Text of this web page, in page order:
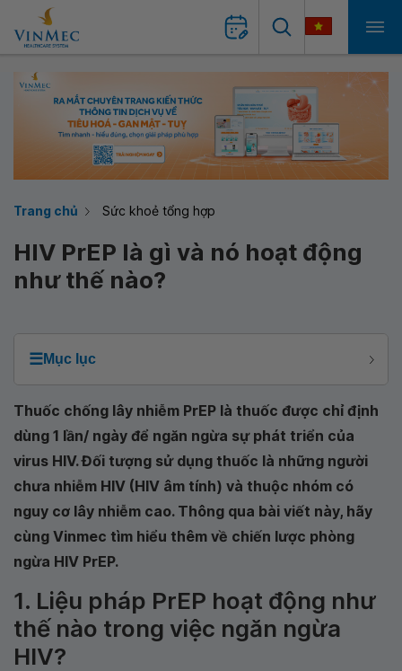
Trang chủ Sức khoẻ tổng hợp
HIV PrEP là gì và nó hoạt động
như thế nào?
☰Mục lục
Thuốc chống lây nhiễm PrEP là thuốc được chỉ định
dùng 1 lần/ ngày để ngăn ngừa sự phát triển của
virus HIV. Đối tượng sử dụng thuốc là những người
chưa nhiễm HIV (HIV âm tính) và thuộc nhóm có
nguy cơ lây nhiễm cao. Thông qua bài viết này, hãy
cùng Vinmec tìm hiểu thêm về chiến lược phòng
ngừa HIV PrEP.
1. Liệu pháp PrEP hoạt động như
thế nào trong việc ngăn ngừa
HIV?